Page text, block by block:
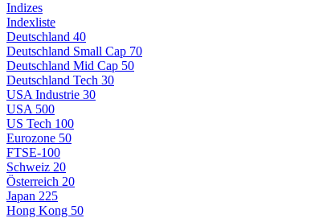
Indizes
Indexliste
Deutschland 40
Deutschland Small Cap 70
Deutschland Mid Cap 50
Deutschland Tech 30
USA Industrie 30
USA 500
US Tech 100
Eurozone 50
FTSE-100
Schweiz 20
Österreich 20
Japan 225
Hong Kong 50